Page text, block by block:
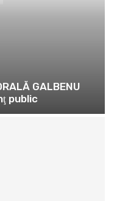
GALBENU
public